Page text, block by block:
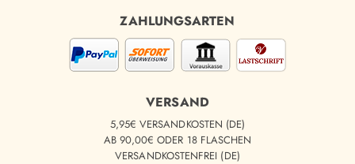
ZAHLUNGSARTEN
VERSAND
5,95€ VERSANDKOSTEN (DE)
AB 90,00€ ODER 18 FLASCHEN
VERSANDKOSTENFREI (DE)